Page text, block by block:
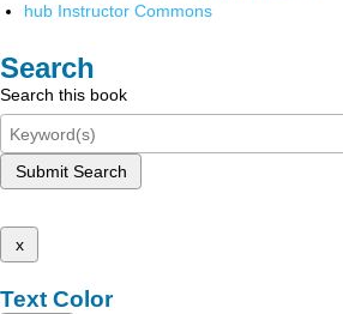
hub Instructor Commons
Search
Search this book
Submit Search
x
Text Color